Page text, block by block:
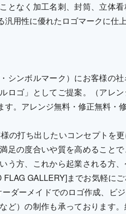
となく加工名刺、封筒、立体
用性に優れたロゴマークに仕上
シンボルマーク）にお客様の
ロゴ」としてご提案。（アレ
。アレンジ無料・修正無料・
の打ち出したいコンセプトを
足の度合いや質を高めること
う方、これから起業される方
GALLERY]までお気軽にご
ダーメイドでのロゴ作成、ビ
ど）の制作も承っております